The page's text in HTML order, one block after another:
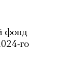
фонд
го